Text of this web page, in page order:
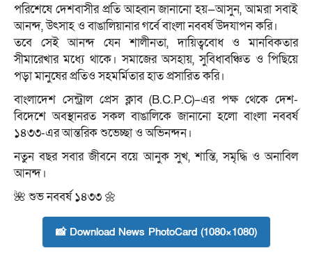
পরিশেষে দেশবাসীর প্রতি আহ্বান জানানো হয়—আসুন, আমরা সবাই
আনন্দ, উৎসাহ ও বাঙালিয়ানার গর্বে বাংলা নববর্ষ উদযাপন করি।
তবে সেই আনন্দ যেন শালীনতা, দায়িত্ববোধ ও মানবিকতার
সীমারেখার মধ্যে থাকে। সমাজের অসহায়, সুবিধাবঞ্চিত ও পিছিয়ে
পড়া মানুষের প্রতিও সহমর্মিতার হাত প্রসারিত করি।
বাংলাদেশ সেন্ট্রাল প্রেস ক্লাব (B.C.P.C)–এর পক্ষ থেকে দেশ-
বিদেশে অবস্থানরত সকল বাঙালিকে জানানো হলো বাংলা নববর্ষ
১৪৩৩-এর আন্তরিক শুভেচ্ছা ও অভিনন্দন।
নতুন বছর সবার জীবনে বয়ে আনুক সুখ, শান্তি, সমৃদ্ধি ও অনাবিল
আনন্দ।
🌺 শুভ নববর্ষ ১৪৩৩ 🌼
📸 Download News PhotoCard (1080×1080)